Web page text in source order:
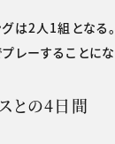
は2人1組となる
レーすることにな
との4日間